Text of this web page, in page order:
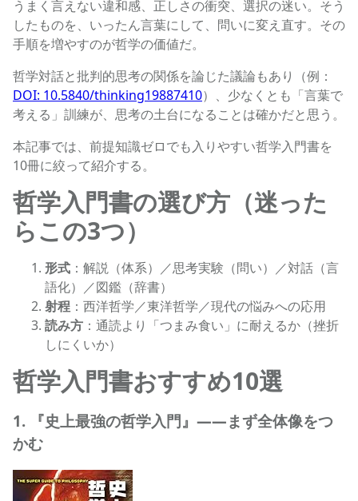
うまく言えない違和感、正しさの衝突、選択の迷い。そう
したものを、いったん言葉にして、問いに変え直す。その
手順を増やすのが哲学の価値だ。
哲学対話と批判的思考の関係を論じた議論もあり（例：
DOI: 10.5840/thinking19887410）、少なくとも「言葉で
考える」訓練が、思考の土台になることは確かだと思う。
本記事では、前提知識ゼロでも入りやすい哲学入門書を
10冊に絞って紹介する。
哲学入門書の選び方（迷った
らこの3つ）
形式 ：解説（体系）／思考実験（問い）／対話（言
語化）／図鑑（辞書）
射程 ：西洋哲学／東洋哲学／現代の悩みへの応用
読み方 ：通読より「つまみ食い」に耐えるか（挫折
しにくいか）
哲学入門書おすすめ10選
1. 『史上最強の哲学入門』——まず全体像をつ
かむ
史上最強の哲学入門 (河出文庫)の商品ページへ